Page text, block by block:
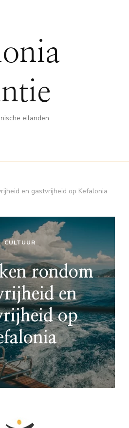
eilanden
en gastvrijheid op Kefalonia
CULTUUR
rondom
en
op